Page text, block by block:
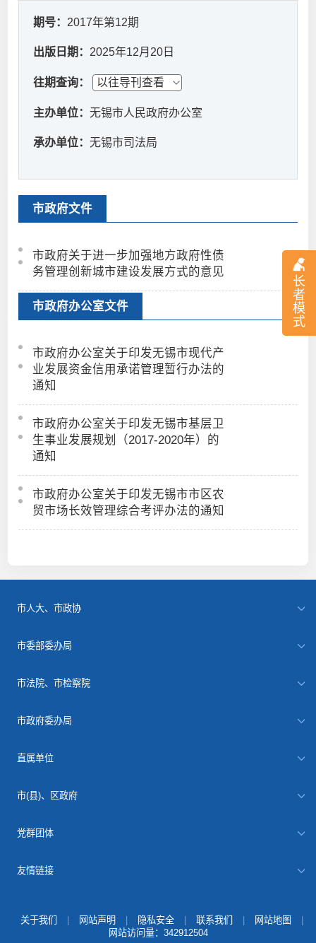
长
者
模
式
期号： 2017年第12期
出版日期： 2025年12月20日
往期查询：
主办单位：无锡市人民政府办公室
承办单位：无锡市司法局
市政府文件
市政府关于进一步加强地方政府性债
务管理创新城市建设发展方式的意见
市政府办公室文件
市政府办公室关于印发无锡市现代产
业发展资金信用承诺管理暂行办法的
通知
市政府办公室关于印发无锡市基层卫
生事业发展规划（2017-2020年）的
通知
市政府办公室关于印发无锡市市区农
贸市场长效管理综合考评办法的通知
市人大、市政协
市委部委办局
市法院、市检察院
市政府委办局
直属单位
市(县)、区政府
党群团体
友情链接
关于我们 网站声明 隐私安全 联系我们 网站地图
网站访问量： 342912504